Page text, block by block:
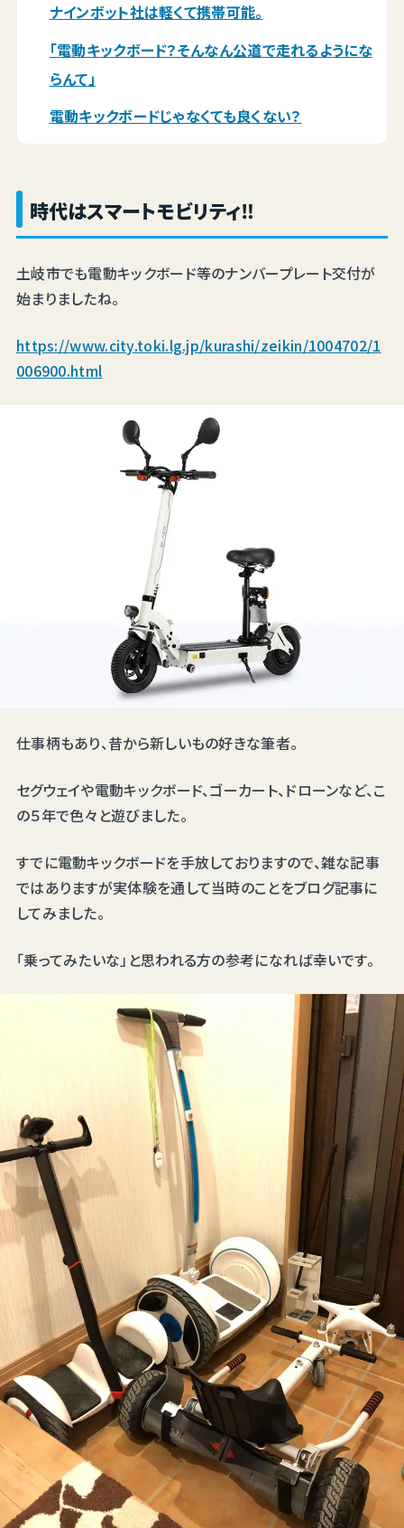
ナインボット社は軽くて携帯可能。
「電動キックボード？そんなん公道で走れるようにな
らんて」
電動キックボードじゃなくても良くない？
時代はスマートモビリティ‼
土岐市でも電動キックボード等のナンバープレート交付が
始まりましたね。
https://www.city.toki.lg.jp/kurashi/zeikin/1004702/1
006900.html
仕事柄もあり、昔から新しいもの好きな筆者。
セグウェイや電動キックボード、ゴーカート、ドローンなど、こ
の５年で色々と遊びました。
すでに電動キックボードを手放しておりますので、雑な記事
ではありますが実体験を通して当時のことをブログ記事に
してみました。
「乗ってみたいな」と思われる方の参考になれば幸いです。